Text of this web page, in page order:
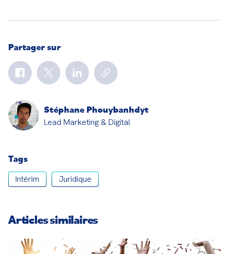
Partager sur
Stéphane Phouybanhdyt
Lead Marketing & Digital
Tags
Intérim Juridique
Articles similaires